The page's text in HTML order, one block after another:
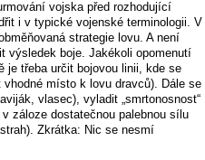
vojska před rozhodující
i v typické vojenské terminologii. V
strategie lovu. A není
výsledek boje. Jakékoli opomenutí
je třeba určit bojovou linii, kde se
místo k lovu dravců). Dále se
vlasec), vyladit „smrtonosnost“
záloze dostatečnou palebnou sílu
Zkrátka: Nic se nesmí